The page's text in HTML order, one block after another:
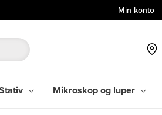
Min konto
Mikroskop og luper